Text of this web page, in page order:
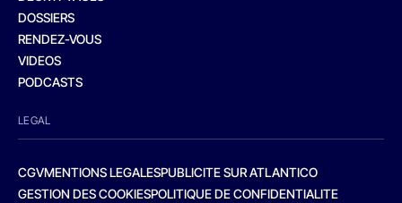
DOSSIERS
RENDEZ-VOUS
VIDEOS
PODCASTS
LEGAL
CGVMENTIONS LEGALESPUBLICITE SUR ATLANTICO
GESTION DES COOKIESPOLITIQUE DE CONFIDENTIALITE